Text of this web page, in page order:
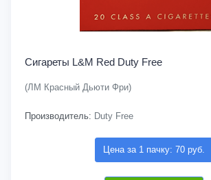
Сигареты L&M Red Duty Free
(ЛМ Красный Дьюти Фри)
Производитель: Duty Free
Цена за 1 пачку: 70 руб.